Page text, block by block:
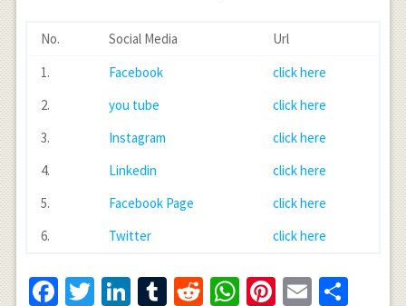
No. Social Media
Url
1.
Facebook
click here
2.
you tube
click here
3.
Instagram
click here
4.
Linkedin
click here
5.
Facebook Page
click here
6.
Twitter click here
Facebook
Twitter
LinkedIn
Tumblr
RedditWhatsApp
Pinterest
Email